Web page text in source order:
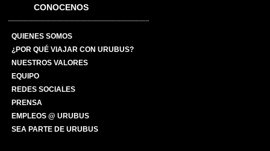
CONOCENOS
QUIENES SOMOS
¿POR QUÉ VIAJAR CON URUBUS?
NUESTROS VALORES
EQUIPO
REDES SOCIALES
PRENSA
EMPLEOS @ URUBUS
SEA PARTE DE URUBUS